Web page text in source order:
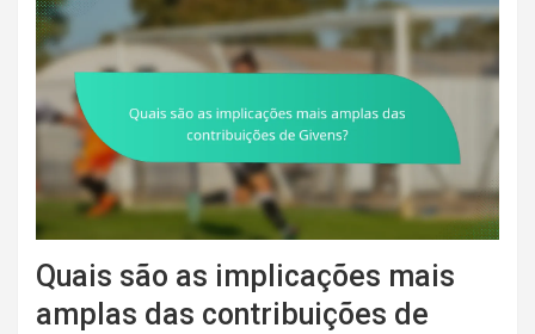
Quais são as implicações mais
amplas das contribuições de